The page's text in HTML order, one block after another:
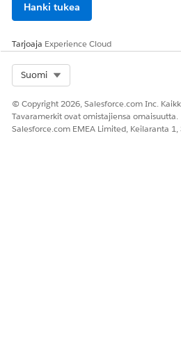
Hanki tukea
Tarjoaja Experience Cloud
Suomi
© Copyright 2026, Salesforce.com Inc.
Tavaramerkit ovat omistajiensa omaisuutta.
Salesforce.com EMEA Limited, Keilaranta